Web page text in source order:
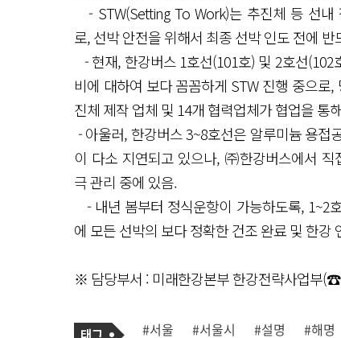
- STW(Setting To Work)는 추진체 등 선내
로, 선박 안전을 위해서 최종 선박 인도 전에
- 현재, 한강버스 1호선(101호) 및 2호선
비에 대하여 보다 꼼꼼하게 STW 진행 중으로
진체 제작 업체 및 14개 협력업체가 협업을 통
- 아울러, 한강버스 3~8호선은 알루미늄 용접
이 다소 지연되고 있으나, ㈜한강버스에서
극 관리 중에 있음.
- 내년 봄부터 정식운항이 가능하도록, 1~2
에 모든 선박의 보다 정확한 건조 완료 및 한
※ 담당부서 : 미래한강본부 한강전략사업부
사
태 #서울 #서울시 #설명 #해명